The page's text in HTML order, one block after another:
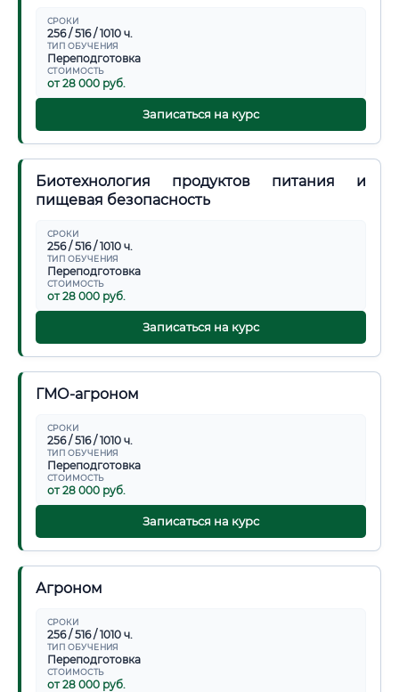
СРОКИ
256 / 516 / 1010 ч.
ТИП ОБУЧЕНИЯ
Переподготовка
СТОИМОСТЬ
от 28 000 руб.
Записаться на курс
Биотехнология продуктов питания и
пищевая безопасность
СРОКИ
256 / 516 / 1010 ч.
ТИП ОБУЧЕНИЯ
Переподготовка
СТОИМОСТЬ
от 28 000 руб.
Записаться на курс
ГМО-агроном
СРОКИ
256 / 516 / 1010 ч.
ТИП ОБУЧЕНИЯ
Переподготовка
СТОИМОСТЬ
от 28 000 руб.
Записаться на курс
Агроном
СРОКИ
256 / 516 / 1010 ч.
ТИП ОБУЧЕНИЯ
Переподготовка
СТОИМОСТЬ
от 28 000 руб.